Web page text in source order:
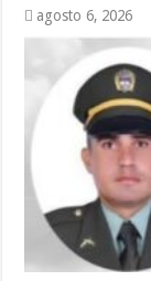
agosto 6, 2026